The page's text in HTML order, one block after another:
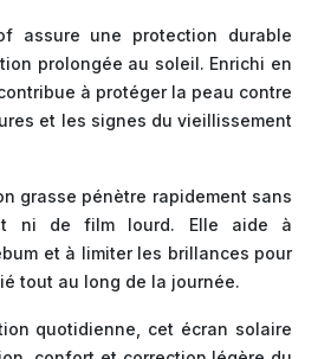
assure une protection durable
prolongée au soleil. Enrichi en
à protéger la peau contre
et les signes du vieillissement
grasse pénètre rapidement sans
ni de film lourd. Elle aide à
et à limiter les brillances pour
tout au long de la journée.
quotidienne, cet écran solaire